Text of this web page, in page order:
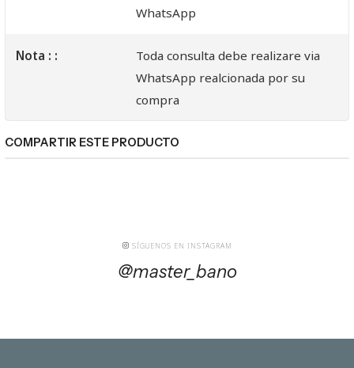
WhatsApp
Nota : :
Toda consulta debe realizare via
WhatsApp realcionada por su
compra
COMPARTIR ESTE PRODUCTO
SÍGUENOS EN INSTAGRAM
@master_bano